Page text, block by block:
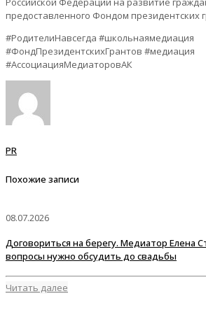
предоставленного Фондом президентских
#РодителиНавсегда #школьнаямедиация
#ФондПрезидентскихГрантов #медиация
#АссоциацияМедиаторовАК
PR
Похожие записи
08.07.2026
Договориться на берегу. Медиатор Елена
вопросы нужно обсудить до свадьбы
Читать далее